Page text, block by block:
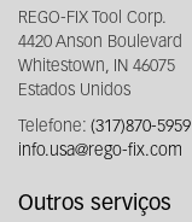
REGO-FIX Tool Corp.
4420 Anson Boulevard
Whitestown, IN 46075
Estados Unidos
Telefone: (317)870-5959
info.usa@rego-fix.com
Outros serviços